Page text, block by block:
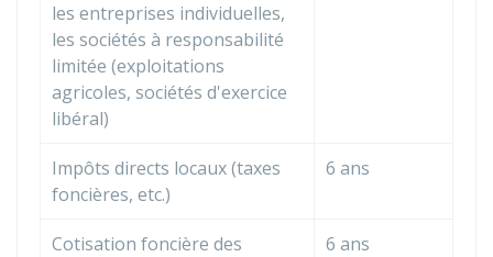
les entreprises individuelles,
les sociétés à responsabilité
limitée (exploitations
agricoles, sociétés d'exercice
libéral)
Impôts directs locaux (taxes
foncières, etc.)
6 ans
Cotisation foncière des
6 ans